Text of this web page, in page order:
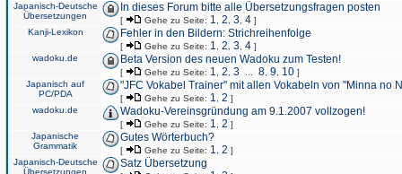
Japanisch-Deutsche
Übersetzungen
In dieses Forum bitte alle Übersetzungsfragen posten
[ Gehe zu Seite: 1 2 3 4 ]
Kanji-Lexikon
Fehler in den Bildern: Strichreihenfolge
[ Gehe zu Seite: 1 2 3 4 ]
wadoku.de
Beta Version des neuen Wadoku zum Testen!
[ Gehe zu Seite: 1 2 3 8 9 10 ]
Japanisch auf
PC/PDA
"JFC Vokabel Trainer" mit allen Vokabeln von "Minna no
[ Gehe zu Seite: 1 2 ]
wadoku.de
Wadoku-Vereinsgründung am 9.1.2007 vollzogen!
[ Gehe zu Seite: 1 2 ]
Japanische
Grammatik
Gutes Wörterbuch?
[ Gehe zu Seite: 1 2 ]
Japanisch-Deutsche
Übersetzungen
Satz Übersetzung